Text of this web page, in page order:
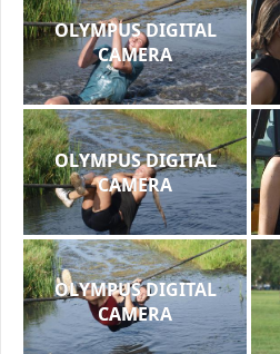
OLYMPUS DIGITAL
CAMERA
OLYMPUS DIGITAL
CAMERA
OLYMPUS DIGITAL
CAMERA